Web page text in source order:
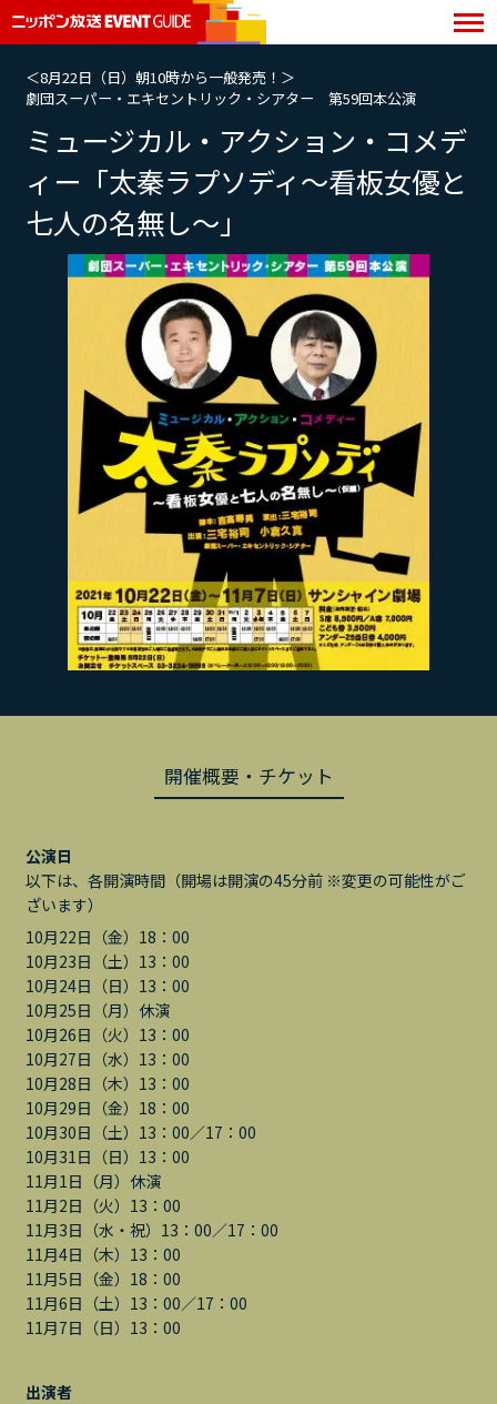
＜8月22日（日）朝10時から一般発売！＞
劇団スーパー・エキセントリック・シアター 第59回本公演
ミュージカル・アクション・コメデ
ィー「太秦ラプソディ〜看板女優と
七人の名無し〜」
開催概要・チケット
公演日
以下は、各開演時間（開場は開演の45分前 ※変更の可能性がご
ざいます）
10月22日（金）18：00
10月23日（土）13：00
10月24日（日）13：00
10月25日（月）休演
10月26日（火）13：00
10月27日（水）13：00
10月28日（木）13：00
10月29日（金）18：00
10月30日（土）13：00／17：00
10月31日（日）13：00
11月1日（月）休演
11月2日（火）13：00
11月3日（水・祝）13：00／17：00
11月4日（木）13：00
11月5日（金）18：00
11月6日（土）13：00／17：00
11月7日（日）13：00
出演者